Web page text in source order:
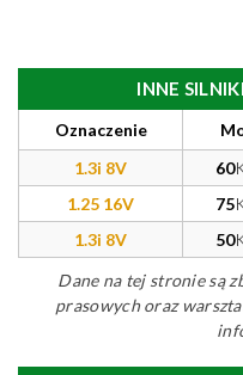
INNE
Oznaczenie
1.3i 8V
60
1.25 16V
75
1.3i 8V
50
Dane na tej stronie są
prasowych oraz